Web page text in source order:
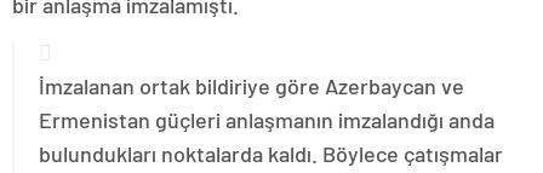
İmzalanan ortak bildiriye göre Azerbaycan ve
Ermenistan güçleri anlaşmanın imzalandığı anda
bulundukları noktalarda kaldı. Böylece çatışmalar